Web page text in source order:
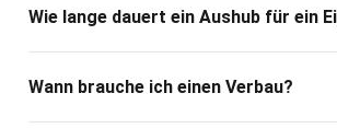
Wie lange dauert ein Aushub für ein
Wann brauche ich einen Verbau?